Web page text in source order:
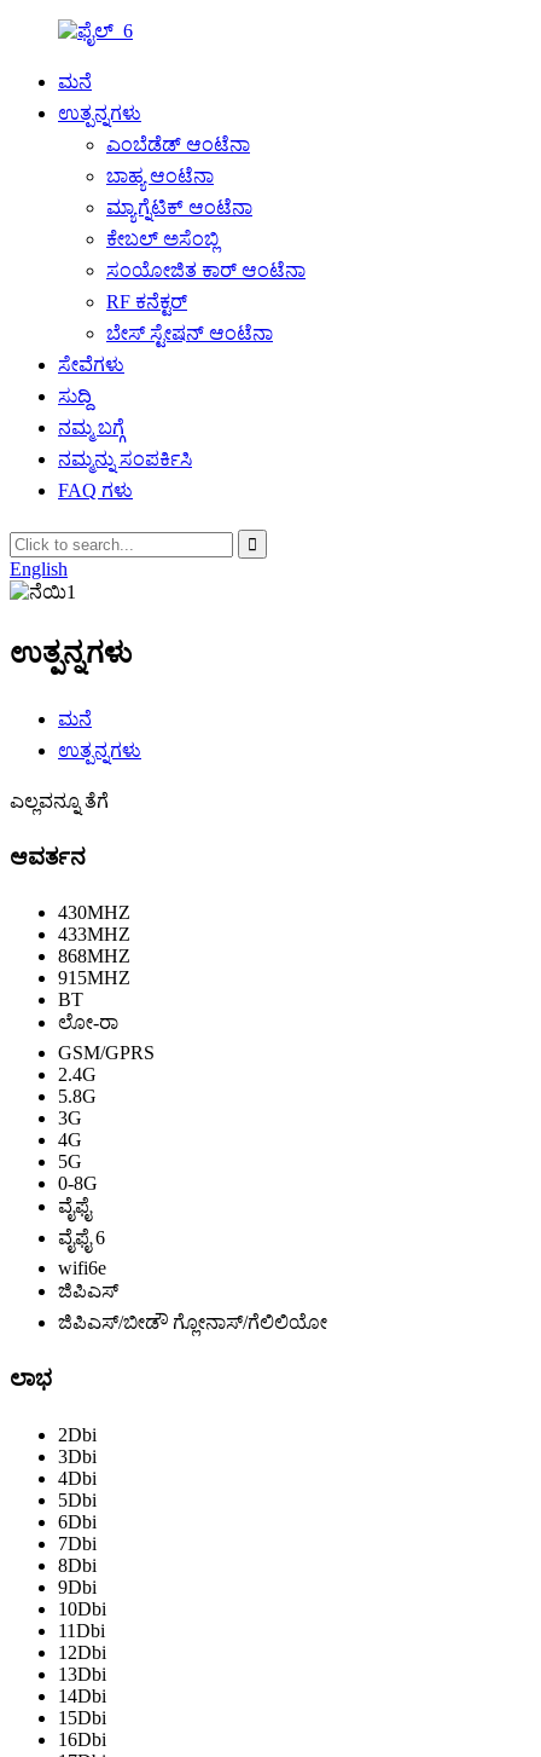
ಮನೆ
ಉತ್ಪನ್ನಗಳು
ಎಂಬೆಡೆಡ್ ಆಂಟೆನಾ
ಬಾಹ್ಯ ಆಂಟೆನಾ
ಮ್ಯಾಗ್ನೆಟಿಕ್ ಆಂಟೆನಾ
ಕೇಬಲ್ ಅಸೆಂಬ್ಲಿ
ಸಂಯೋಜಿತ ಕಾರ್ ಆಂಟೆನಾ
RF ಕನೆಕ್ಟರ್
ಬೇಸ್ ಸ್ಟೇಷನ್ ಆಂಟೆನಾ
ಸೇವೆಗಳು
ಸುದ್ದಿ
ನಮ್ಮ ಬಗ್ಗೆ
ನಮ್ಮನ್ನು ಸಂಪರ್ಕಿಸಿ
FAQ ಗಳು
English
ಉತ್ಪನ್ನಗಳು
ಮನೆ
ಉತ್ಪನ್ನಗಳು
ಎಲ್ಲವನ್ನೂ ತೆಗೆ
ಆವರ್ತನ
430MHZ
433MHZ
868MHZ
915MHZ
BT
ಲೋ-ರಾ
GSM/GPRS
2.4G
5.8G
3G
4G
5G
0-8G
ವೈಫೈ
ವೈಫೈ 6
wifi6e
ಜಿಪಿಎಸ್
ಜಿಪಿಎಸ್/ಬೀಡೌ ಗ್ಲೋನಾಸ್/ಗೆಲಿಲಿಯೋ
ಲಾಭ
2Dbi
3Dbi
4Dbi
5Dbi
6Dbi
7Dbi
8Dbi
9Dbi
10Dbi
11Dbi
12Dbi
13Dbi
14Dbi
15Dbi
16Dbi